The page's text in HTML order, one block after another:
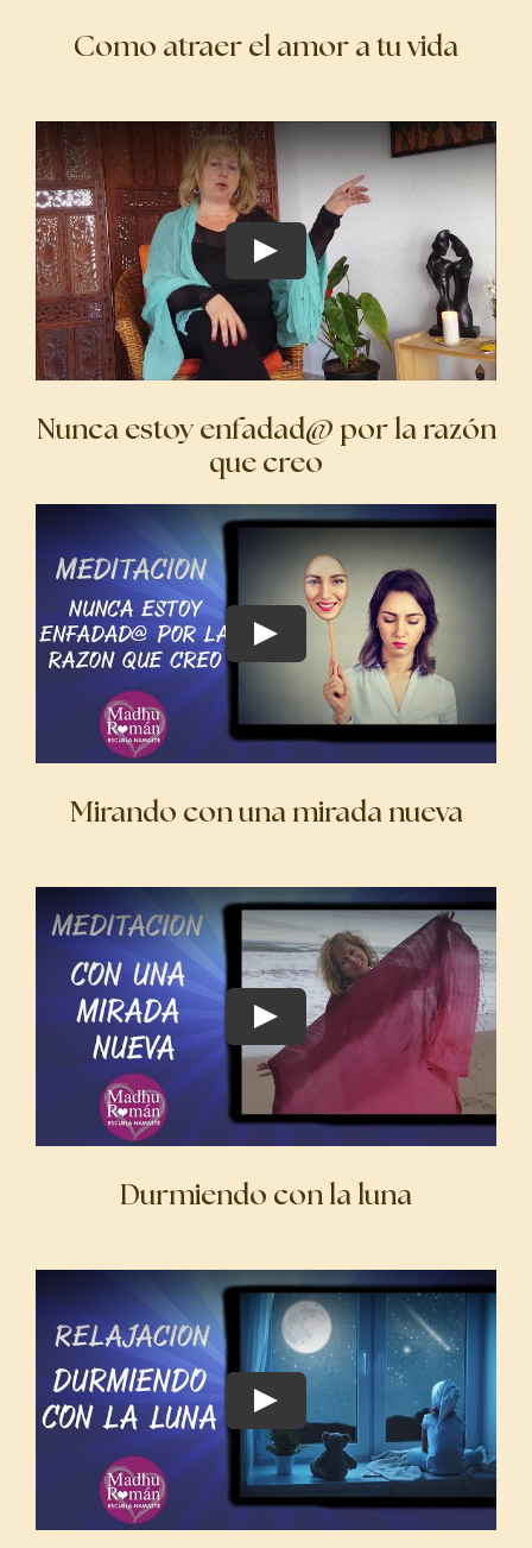
Como atraer el amor a tu vida
Nunca estoy enfadad@ por la razón
que creo
Mirando con una mirada nueva
Durmiendo con la luna